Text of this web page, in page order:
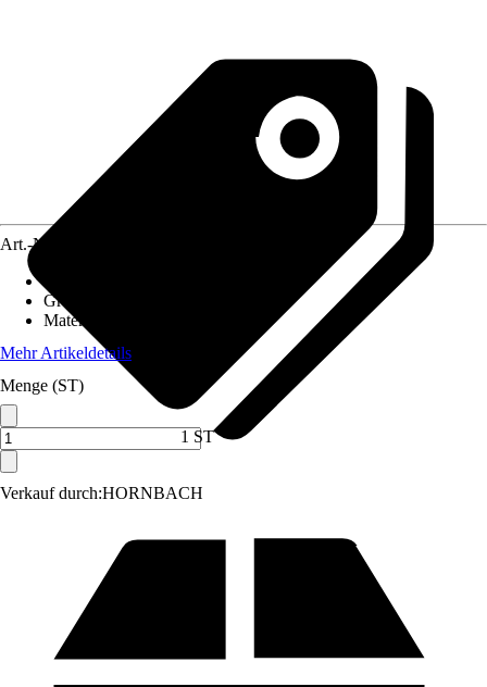
Verkauf durch:HORNBACH
Art.-Nr.
Grundfarbe
Material
Mehr Artikeldetails
Menge (ST)
1 ST